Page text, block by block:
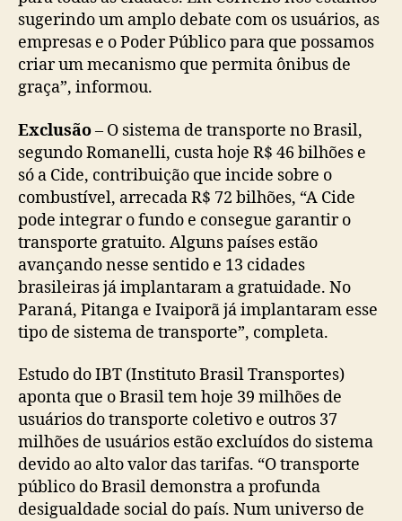
sugerindo um amplo debate com os usuários, as
empresas e o Poder Público para que possamos
criar um mecanismo que permita ônibus de
graça”, informou.
Exclusão– O sistema de transporte no Brasil,
segundo Romanelli, custa hoje R$ 46 bilhões e
só a Cide, contribuição que incide sobre o
combustível, arrecada R$ 72 bilhões, “A Cide
pode integrar o fundo e consegue garantir o
transporte gratuito. Alguns países estão
avançando nesse sentido e 13 cidades
brasileiras já implantaram a gratuidade. No
Paraná, Pitanga e Ivaiporã já implantaram esse
tipo de sistema de transporte”, completa.
Estudo do IBT (Instituto Brasil Transportes)
aponta que o Brasil tem hoje 39 milhões de
usuários do transporte coletivo e outros 37
milhões de usuários estão excluídos do sistema
devido ao alto valor das tarifas. “O transporte
público do Brasil demonstra a profunda
desigualdade social do país. Num universo de